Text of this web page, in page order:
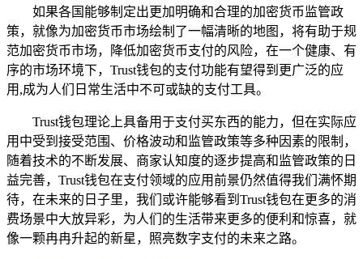
如果各国能够制定出更加明确和合理的加密货币监管政
策，就像为加密货币市场绘制了一幅清晰的地图，将有助于规
范加密货币市场，降低加密货币支付的风险，在一个健康、有
序的市场环境下，Trust钱包的支付功能有望得到更广泛的应
用,成为人们日常生活中不可或缺的支付工具。
Trust钱包理论上具备用于支付买东西的能力，但在实际应
用中受到接受范围、价格波动和监管政策等多种因素的限制，
随着技术的不断发展、商家认知度的逐步提高和监管政策的日
益完善，Trust钱包在支付领域的应用前景仍然值得我们满怀期
待，在未来的日子里，我们或许能够看到Trust钱包在更多的消
费场景中大放异彩，为人们的生活带来更多的便利和惊喜，就
像一颗冉冉升起的新星，照亮数字支付的未来之路。